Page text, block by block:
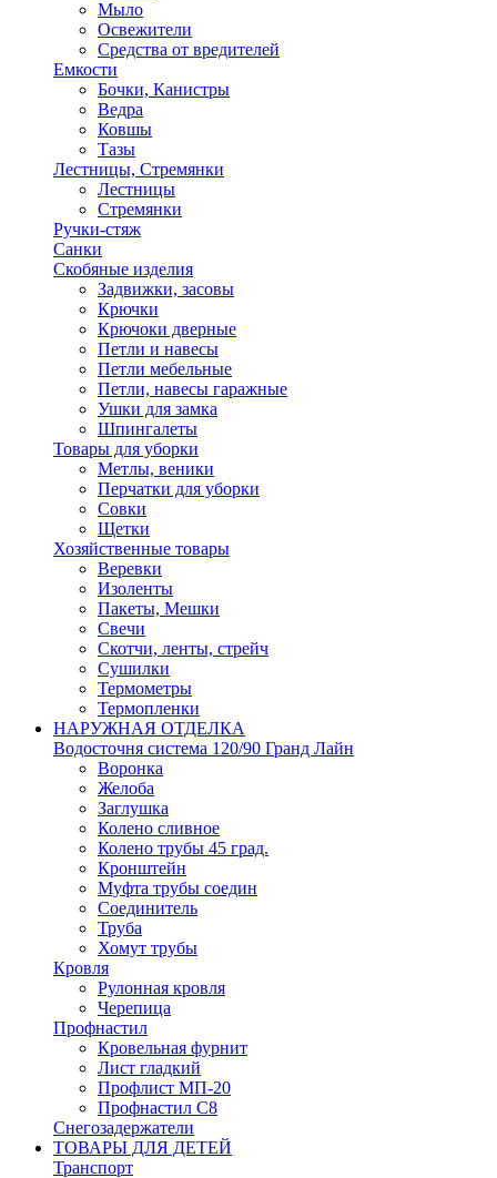
Мыло
Освежители
Средства от вредителей
Емкости
Бочки, Канистры
Ведра
Ковшы
Тазы
Лестницы, Стремянки
Лестницы
Стремянки
Ручки-стяж
Санки
Скобяные изделия
Задвижки, засовы
Крючки
Крючоки дверные
Петли и навесы
Петли мебельные
Петли, навесы гаражные
Ушки для замка
Шпингалеты
Товары для уборки
Метлы, веники
Перчатки для уборки
Совки
Щетки
Хозяйственные товары
Веревки
Изоленты
Пакеты, Мешки
Свечи
Скотчи, ленты, стрейч
Сушилки
Термометры
Термопленки
НАРУЖНАЯ ОТДЕЛКА
Водосточня система 120/90 Гранд Лайн
Воронка
Желоба
Заглушка
Колено сливное
Колено трубы 45 град.
Кронштейн
Муфта трубы соедин
Соединитель
Труба
Хомут трубы
Кровля
Рулонная кровля
Черепица
Профнастил
Кровельная фурнит
Лист гладкий
Профлист МП-20
Профнастил С8
Снегозадержатели
ТОВАРЫ ДЛЯ ДЕТЕЙ
Транспорт